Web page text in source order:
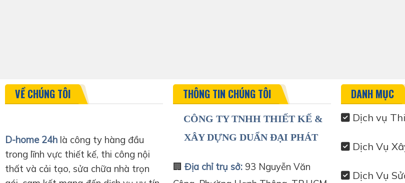
VỀ CHÚNG TÔI
D-home 24h là công ty hàng đầu
trong lĩnh vực thiết kế, thi công nội
thất và cải tạo, sửa chữa nhà trọn
THÔNG TIN CHÚNG TÔI
CÔNG TY TNHH THIẾT KẾ &
XÂY DỰNG DUẨN ĐẠI PHÁT
🏢 Địa chỉ trụ sở: 93 Nguyễn Văn
DANH MỤC
Dịch vụ
Dịch Vụ
Dịch Vụ